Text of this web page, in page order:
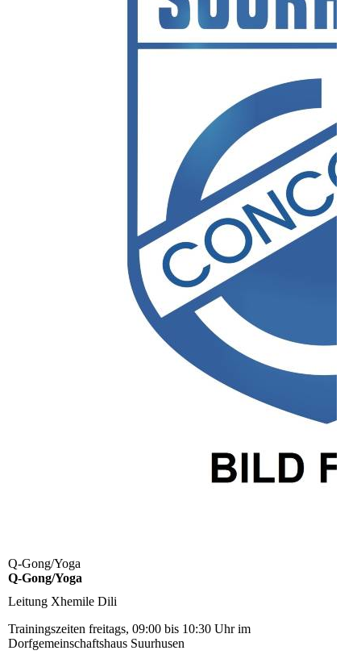
Q-Gong/Yoga
Q-Gong/Yoga
Leitung Xhemile Dili
Trainingszeiten freitags, 09:00 bis 10:30 Uhr im
Dorfgemeinschaftshaus Suurhusen